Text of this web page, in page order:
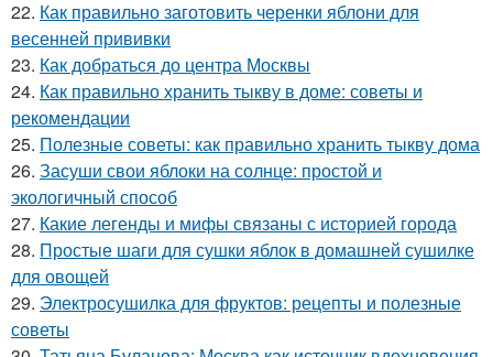
22. Как правильно заготовить черенки яблони для
весенней прививки
23. Как добраться до центра Москвы
24. Как правильно хранить тыкву в доме: советы и
рекомендации
25. Полезные советы: как правильно хранить тыкву дома
26. Засуши свои яблоки на солнце: простой и
экологичный способ
27. Какие легенды и мифы связаны с историей города
28. Простые шаги для сушки яблок в домашней сушилке
для овощей
29. Электросушилка для фруктов: рецепты и полезные
советы